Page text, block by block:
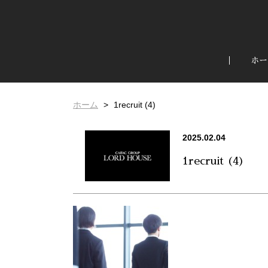
ホ
ホーム 1recruit (4)
2025.02.04
1recruit (4)